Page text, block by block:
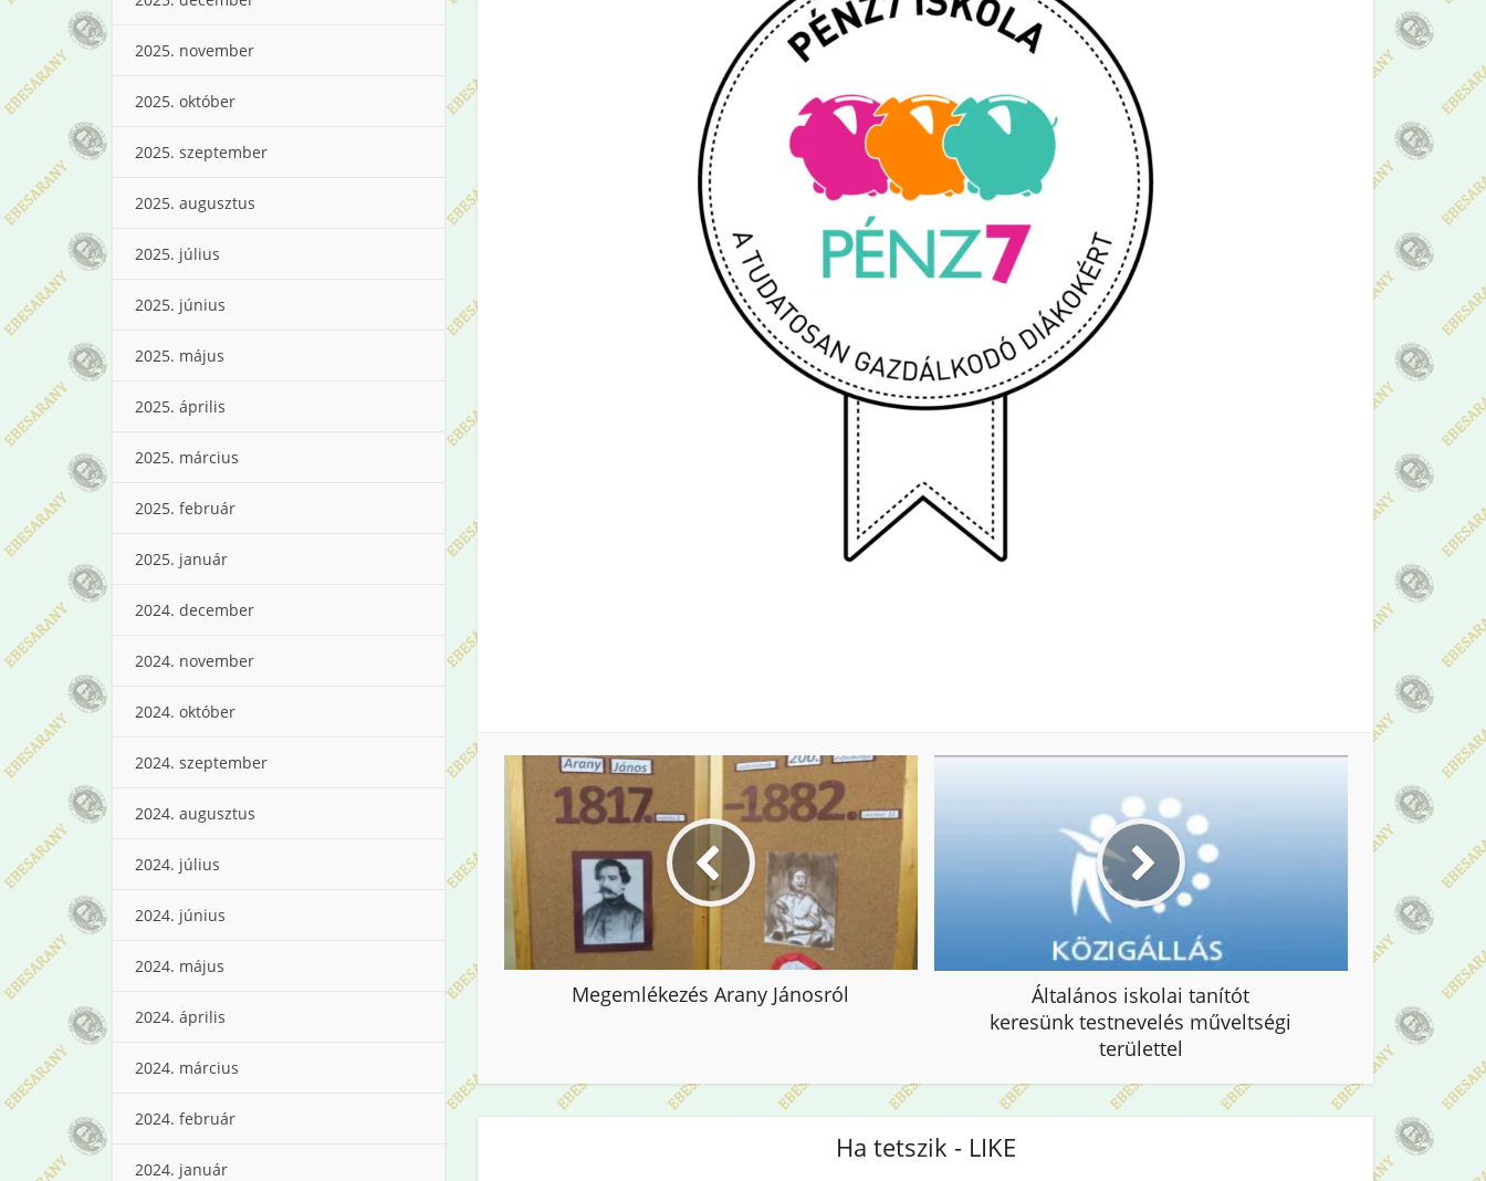
2025. november
2025. október
2025. szeptember
2025. augusztus
2025. július
2025. június
2025. május
2025. április
2025. március
2025. február
2025. január
2024. december
2024. november
2024. október
2024. szeptember
2024. augusztus
2024. július
2024. június
2024. május
2024. április
2024. március
2024. február
2024. január
Megemlékezés Arany Jánosról
Általános iskolai tanítót
keresünk testnevelés műveltségi
területtel
Ha tetszik - LIKE